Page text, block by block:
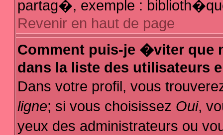
partag�, exemple :
Revenir en haut de page
Comment puis-je �viter que
dans la liste des utilisateurs
Dans votre profil, vous
ligne; si vous choisissez Oui,
yeux des administrateurs ou